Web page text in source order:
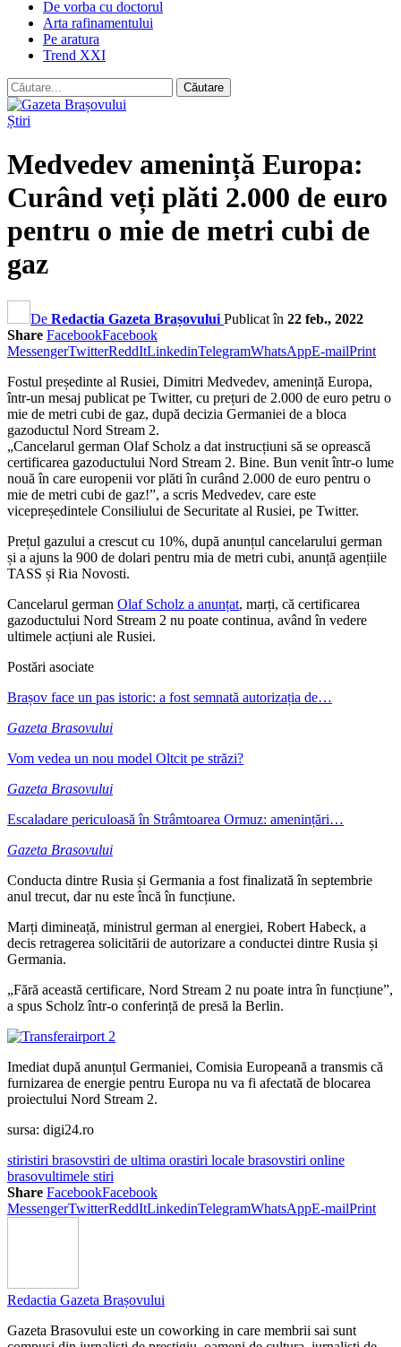
De vorba cu doctorul
Arta rafinamentului
Pe aratura
Trend XXI
Știri
Medvedev amenință Europa:
Curând veți plăti 2.000 de euro
pentru o mie de metri cubi de
gaz
De Redactia Gazeta Brașovului Publicat în 22 feb., 2022
Share FacebookFacebook
MessengerTwitterReddItLinkedinTelegramWhatsAppE-mailPrint
Fostul președinte al Rusiei, Dimitri Medvedev, amenință Europa,
într-un mesaj publicat pe Twitter, cu prețuri de 2.000 de euro petru o
mie de metri cubi de gaz, după decizia Germaniei de a bloca
gazoductul Nord Stream 2.
„Cancelarul german Olaf Scholz a dat instrucțiuni să se oprească
certificarea gazoductului Nord Stream 2. Bine. Bun venit într-o lume
nouă în care europenii vor plăti în curând 2.000 de euro pentru o
mie de metri cubi de gaz!”, a scris Medvedev, care este
vicepreședintele Consiliului de Securitate al Rusiei, pe Twitter.
Prețul gazului a crescut cu 10%, după anunțul cancelarului german
și a ajuns la 900 de dolari pentru mia de metri cubi, anunță agențiile
TASS și Ria Novosti.
Cancelarul german Olaf Scholz a anunțat, marți, că certificarea
gazoductului Nord Stream 2 nu poate continua, având în vedere
ultimele acțiuni ale Rusiei.
Postări asociate
Brașov face un pas istoric: a fost semnată autorizația de…
Gazeta Brasovului
Vom vedea un nou model Oltcit pe străzi?
Gazeta Brasovului
Escaladare periculoasă în Strâmtoarea Ormuz: amenințări…
Gazeta Brasovului
Conducta dintre Rusia și Germania a fost finalizată în septembrie
anul trecut, dar nu este încă în funcțiune.
Marți dimineață, ministrul german al energiei, Robert Habeck, a
decis retragerea solicitării de autorizare a conductei dintre Rusia și
Germania.
„Fără această certificare, Nord Stream 2 nu poate intra în funcțiune”,
a spus Scholz într-o conferință de presă la Berlin.
Imediat după anunțul Germaniei, Comisia Europeană a transmis că
furnizarea de energie pentru Europa nu va fi afectată de blocarea
proiectului Nord Stream 2.
sursa: digi24.ro
stiristiri brasovstiri de ultima orastiri locale brasovstiri online
brasovultimele stiri
Share FacebookFacebook
MessengerTwitterReddItLinkedinTelegramWhatsAppE-mailPrint
Redactia Gazeta Brașovului
Gazeta Brasovului este un coworking in care membrii sai sunt